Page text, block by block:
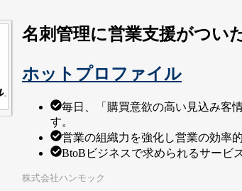
名刺管理に営業支援がつい
ホットプロファイル
毎日、「購買意欲の高い見込み客
す。
営業の組織力を強化し営業の効率
BtoBビジネスで求められるサービ
株式会社ハンモック